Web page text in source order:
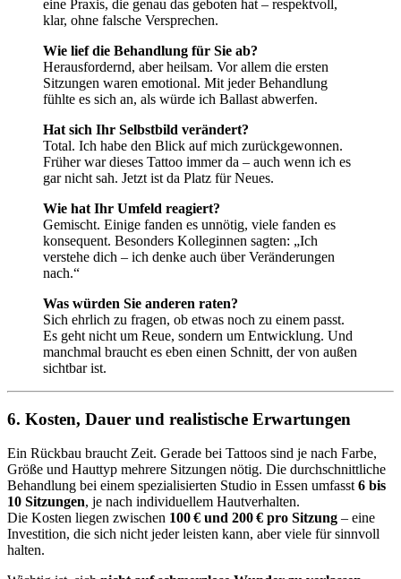
eine Praxis, die genau das geboten hat – respektvoll,
klar, ohne falsche Versprechen.
Wie lief die Behandlung für Sie ab?
Herausfordernd, aber heilsam. Vor allem die ersten
Sitzungen waren emotional. Mit jeder Behandlung
fühlte es sich an, als würde ich Ballast abwerfen.
Hat sich Ihr Selbstbild verändert?
Total. Ich habe den Blick auf mich zurückgewonnen.
Früher war dieses Tattoo immer da – auch wenn ich es
gar nicht sah. Jetzt ist da Platz für Neues.
Wie hat Ihr Umfeld reagiert?
Gemischt. Einige fanden es unnötig, viele fanden es
konsequent. Besonders Kolleginnen sagten: „Ich
verstehe dich – ich denke auch über Veränderungen
nach.“
Was würden Sie anderen raten?
Sich ehrlich zu fragen, ob etwas noch zu einem passt.
Es geht nicht um Reue, sondern um Entwicklung. Und
manchmal braucht es eben einen Schnitt, der von außen
sichtbar ist.
6. Kosten, Dauer und realistische Erwartungen
Ein Rückbau braucht Zeit. Gerade bei Tattoos sind je nach Farbe,
Größe und Hauttyp mehrere Sitzungen nötig. Die durchschnittliche
Behandlung bei einem spezialisierten Studio in Essen umfasst6 bis
10 Sitzungen, je nach individuellem Hautverhalten.
Die Kosten liegen zwischen 100 € und 200 € pro Sitzung – eine
Investition, die sich nicht jeder leisten kann, aber viele für sinnvoll
halten.